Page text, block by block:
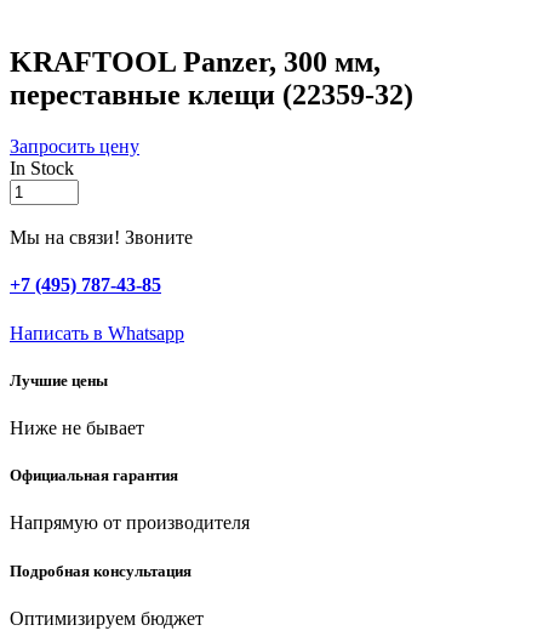
KRAFTOOL Panzer, 300 мм,
переставные клещи (22359-32)
Запросить цену
In Stock
KRAFTOOL
Panzer,
300
переставные
клещи
32)
Мы на связи! Звоните
+7 (495) 787-43-85
Написать в Whatsapp
Лучшие цены
Ниже не бывает
Официальная гарантия
Напрямую от производителя
Подробная консультация
Оптимизируем бюджет